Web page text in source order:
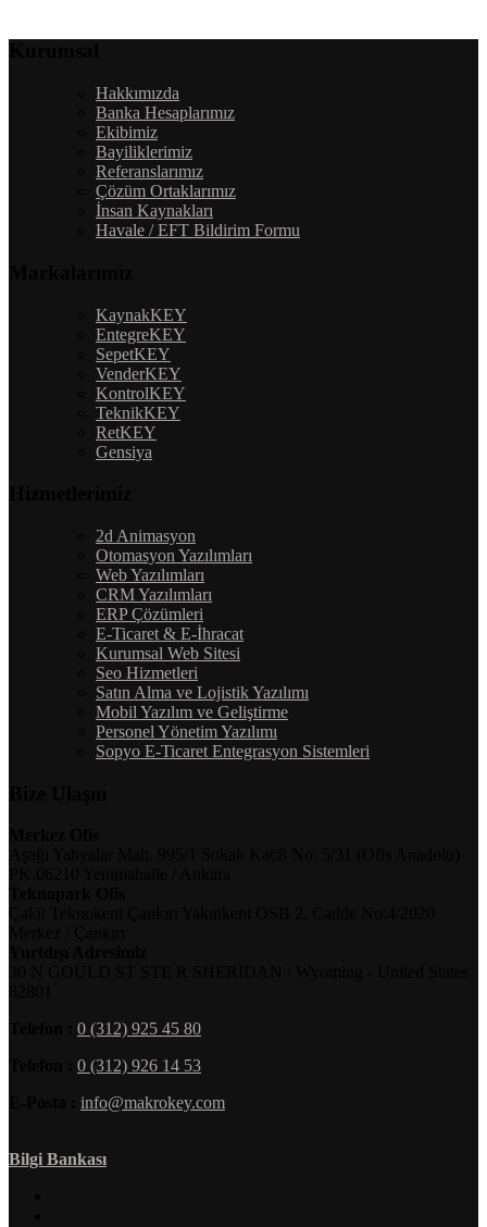
Hakkımızda
Banka Hesaplarımız
Ekibimiz
Bayiliklerimiz
Referanslarımız
Çözüm Ortaklarımız
İnsan Kaynakları
Havale / EFT Bildirim Formu
KaynakKEY
EntegreKEY
SepetKEY
VenderKEY
KontrolKEY
TeknikKEY
RetKEY
Gensiya
2d Animasyon
Otomasyon Yazılımları
Web Yazılımları
CRM Yazılımları
ERP Çözümleri
E-Ticaret & E-İhracat
Kurumsal Web Sitesi
Seo Hizmetleri
Satın Alma ve Lojistik Yazılımı
Mobil Yazılım ve Geliştirme
Personel Yönetim Yazılımı
Sopyo E-Ticaret Entegrasyon Sistemleri
0 (312) 925 45 80
0 (312) 926 14 53
info@makrokey.com
Bilgi Bankası